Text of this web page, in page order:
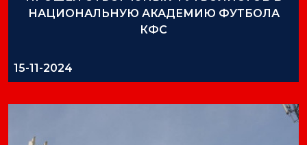
НАЦИОНАЛЬНУЮ АКАДЕМИЮ ФУТБОЛА
КФС
15-11-2024